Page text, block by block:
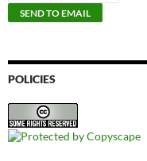
POLICIES